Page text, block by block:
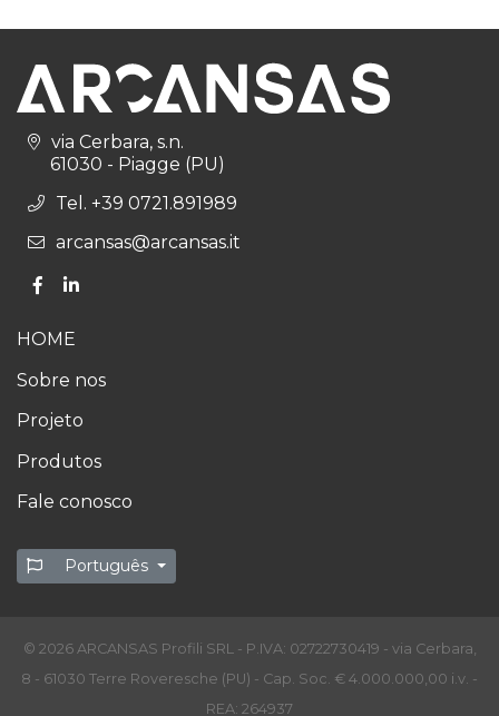
via Cerbara, s.n.
61030 - Piagge (PU)
Tel. +39 0721.891989
arcansas@arcansas.it
HOME
Sobre nos
Projeto
Produtos
Fale conosco
Português
© 2026 ARCANSAS Profili SRL - P.IVA: 02722730419 - via Cerbara,
8 - 61030 Terre Roveresche (PU) - Cap. Soc. € 4.000.000,00 i.v. -
REA: 264937